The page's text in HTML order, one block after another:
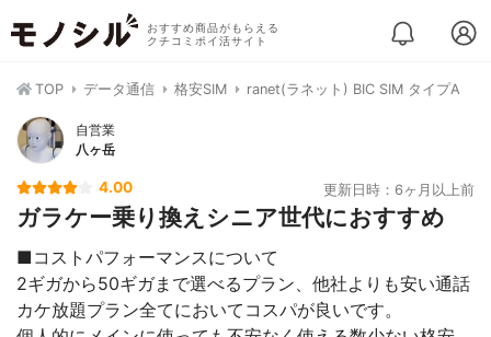
おすすめ商品がもらえる
クチコミポイ活サイト
TOP データ通信 格安SIM ranet(ラネット) BIC SIM タイプA
自営業
八ヶ岳
4.00 更新日時：6ヶ月以上前
ガラケー乗り換えシニア世代におすすめ
■コストパフォーマンスについて
2ギガから50ギガまで選べるプラン、他社よりも安い通話
カケ放題プラン全てにおいてコスパが良いです。